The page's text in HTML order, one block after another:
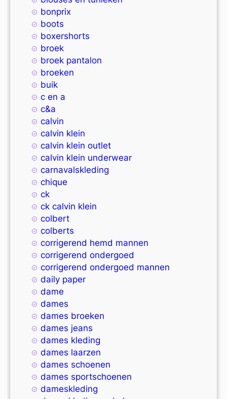
bonprix
boots
boxershorts
broek
broek pantalon
broeken
buik
c en a
c&a
calvin
calvin klein
calvin klein outlet
calvin klein underwear
carnavalskleding
chique
ck
ck calvin klein
colbert
colberts
corrigerend hemd mannen
corrigerend ondergoed
corrigerend ondergoed mannen
daily paper
dame
dames
dames broeken
dames jeans
dames kleding
dames laarzen
dames schoenen
dames sportschoenen
dameskleding